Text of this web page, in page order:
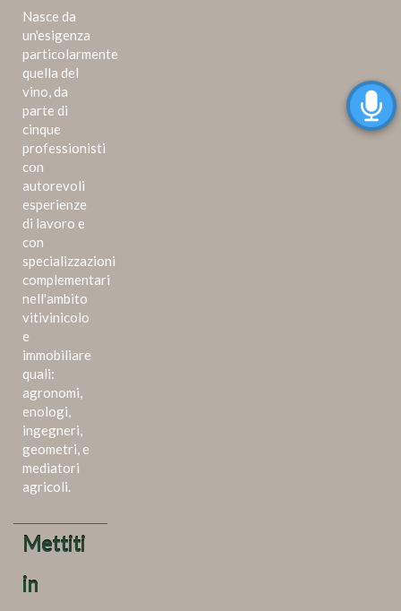
Nasce da
un'esigenza
particolarmente
quella del
vino, da
parte di
cinque
professionisti
con
autorevoli
esperienze
di lavoro e
con
specializzazioni
complementari
nell'ambito
vitivinicolo
e
immobiliare
quali:
agronomi,
enologi,
ingegneri,
geometri, e
mediatori
agricoli.
Mettiti
in